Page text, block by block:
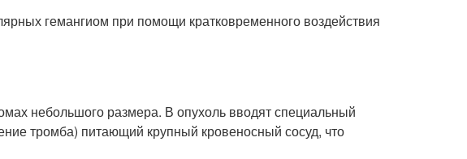
гемангиом при помощи кратковременного воздействия
небольшого размера. В опухоль вводят специальный
тромба) питающий крупный кровеносный сосуд, что